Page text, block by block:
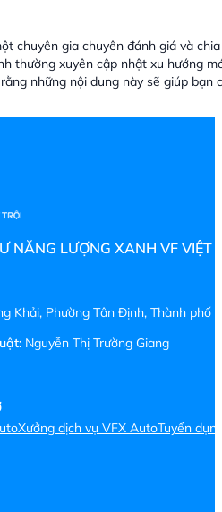
chuyên gia chuyên đánh giá và
thường xuyên cập nhật xu hướng
những nội dung này sẽ giúp
NĂNG LƯỢNG XANH VF VIỆT
Khải, Phường Tân Định, Thành phố
Nguyễn Thị Trường Giang
Xưởng dịch vụ VFX AutoTuyển